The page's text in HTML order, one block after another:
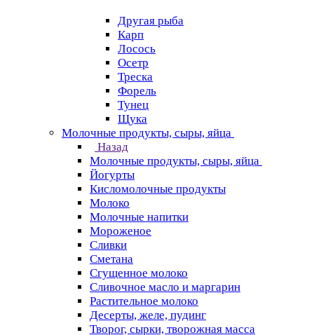
Другая рыба
Карп
Лосось
Осетр
Треска
Форель
Тунец
Щука
Молочные продукты, сыры, яйца
Назад
Молочные продукты, сыры, яйца
Йогурты
Кисломолочные продукты
Молоко
Молочные напитки
Мороженое
Сливки
Сметана
Сгущенное молоко
Сливочное масло и маргарин
Растительное молоко
Десерты, желе, пудинг
Творог, сырки, творожная масса